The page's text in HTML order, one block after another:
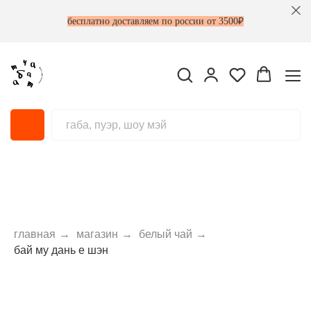
бесплатно доставляем по россии от 3500₽
главная → магазин → белый чай →
бай му дань е шэн